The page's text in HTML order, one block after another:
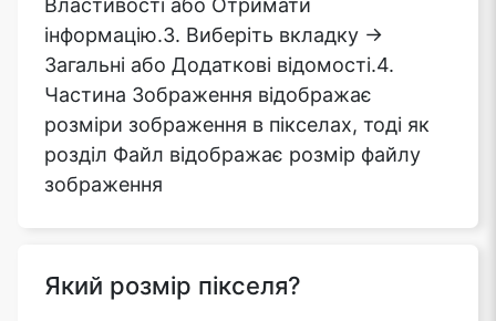
Властивості або Отримати
інформацію.3. Виберіть вкладку ->
Загальні або Додаткові відомості.4.
Частина Зображення відображає
розміри зображення в пікселах, тоді як
розділ Файл відображає розмір файлу
зображення
Який розмір пікселя?